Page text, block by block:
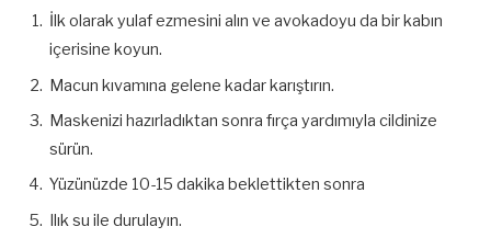
İlk olarak yulaf ezmesini alın ve avokadoyu da bir kabın
içerisine koyun.
Macun kıvamına gelene kadar karıştırın.
Maskenizi hazırladıktan sonra fırça yardımıyla cildinize
sürün.
Yüzünüzde 10-15 dakika beklettikten sonra
Ilık su ile durulayın.